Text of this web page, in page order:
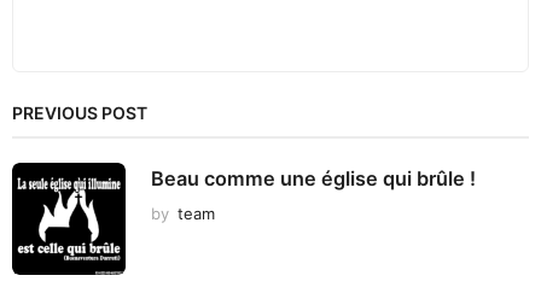
PREVIOUS POST
Beau comme une église qui brûle !
by team